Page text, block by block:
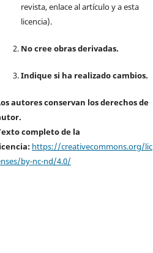
revista, enlace al artículo y a esta
licencia).
No cree obras derivadas.
Indique si ha realizado cambios.
autores conservan los derechos de
completo de la
https://creativecommons.org/lic
by-nc-nd/4.0/